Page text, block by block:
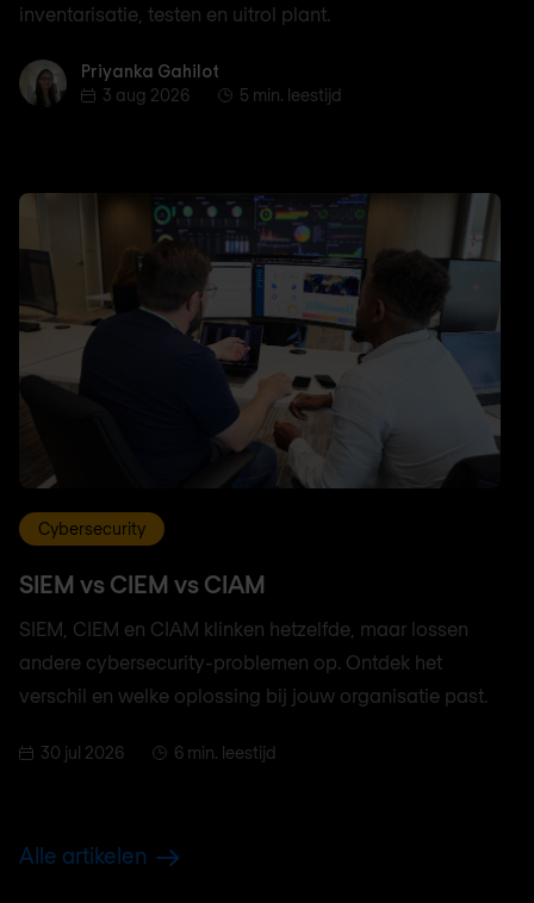
inventarisatie, testen en uitrol plant.
Priyanka Gahilot
Priyanka Gahilot
3 aug 2026
5 min. leestijd
Cybersecurity
SIEM vs CIEM vs CIAM
SIEM, CIEM en CIAM klinken hetzelfde, maar lossen
andere cybersecurity-problemen op. Ontdek het
verschil en welke oplossing bij jouw organisatie past.
30 jul 2026 6 min. leestijd
Alle artikelen